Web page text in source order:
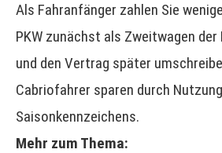
Als Fahranfänger zahlen Sie
PKW zunächst als Zweitwagen der
und den Vertrag später
Cabriofahrer sparen durch
Saisonkennzeichens.
Mehr zum Thema: